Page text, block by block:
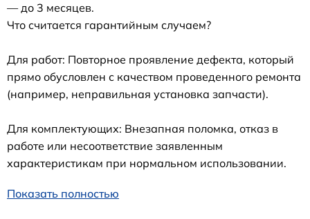
— до 3 месяцев.
Что считается гарантийным случаем?
Для работ: Повторное проявление дефекта, который
прямо обусловлен с качеством проведенного ремонта
(например, неправильная установка запчасти).
Для комплектующих: Внезапная поломка, отказ в
работе или несоответствие заявленным
характеристикам при нормальном использовании.
Показать полностью